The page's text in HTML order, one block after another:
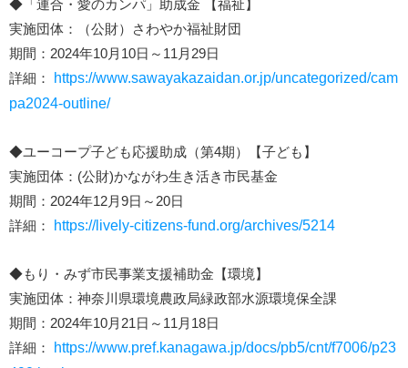
◆「連合・愛のカンパ」助成金 【福祉】
実施団体：（公財）さわやか福祉財団
期間：2024年10月10日～11月29日
詳細：
https://www.sawayakazaidan.or.jp/uncategorized/cam
pa2024-outline/
◆ユーコープ子ども応援助成（第4期）【子ども】
実施団体：(公財)かながわ生き活き市民基金
期間：2024年12月9日～20日
詳細：
https://lively-citizens-fund.org/archives/5214
◆もり・みず市民事業支援補助金【環境】
実施団体：神奈川県環境農政局緑政部水源環境保全課
期間：2024年10月21日～11月18日
詳細：
https://www.pref.kanagawa.jp/docs/pb5/cnt/f7006/p23